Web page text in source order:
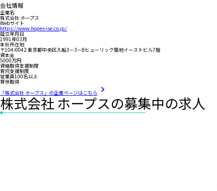
会社情報
企業名
株式会社 ホープス
Webサイト
https://www.hopes-ise.co.jp/
設立年月日
1991年03月
本社所在地
〒104-0042 東京都中央区入船3－3－8ヒューリック築地イーストビル7階
資本金
5000万円
資格取得支援制度
育児支援制度
従業員100名以上
育休取得
「株式会社 ホープス」の企業ページはこちら
株式会社 ホープスの募集中の求人